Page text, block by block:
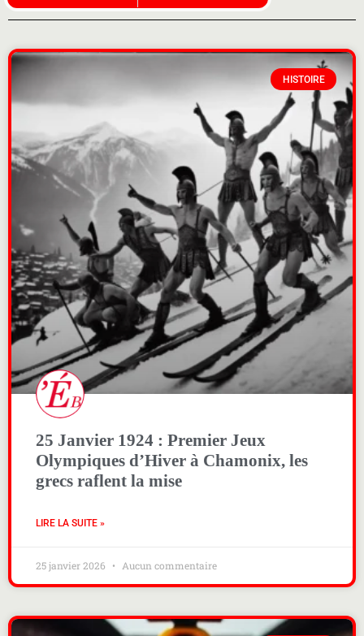
HISTOIRE
25 Janvier 1924 : Premier Jeux
Olympiques d’Hiver à Chamonix, les
grecs raflent la mise
LIRE LA SUITE »
25 janvier 2026 Aucun commentaire